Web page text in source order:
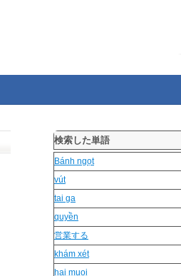
検索した単語
Bánh ngọt
vút
tai ga
quyền
営業する
khám xét
hai muoi